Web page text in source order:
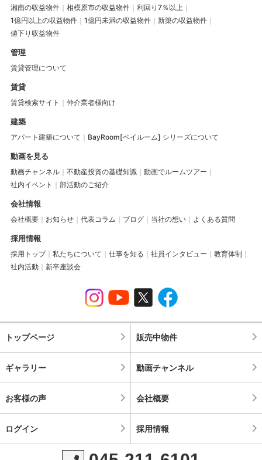
湘南の収益物件
相模原市の収益物件
利回り7％以上
1億円以上の収益物件
1億円未満の収益物件
新築の収益物件
値下り収益物件
管理
賃貸管理について
賃貸
賃貸検索サイト 仲介業者様向け
建築
アパート建築について BayRoom[ベイルーム] シリーズについて
動画を見る
動画チャンネル 不動産投資の基礎知識
動画でルームツアー
社内イベント
部活動のご紹介
会社情報
会社概要 お知らせ 代表コラム ブログ 当社の想い よくある質問
採用情報
採用トップ 私たちについて 仕事を知る 社員インタビュー
教育体制
社内活動
新卒座談会
トップページ 販売中物件
ギャラリー 動画チャンネル
お客様の声 会社概要
ログイン 採用情報